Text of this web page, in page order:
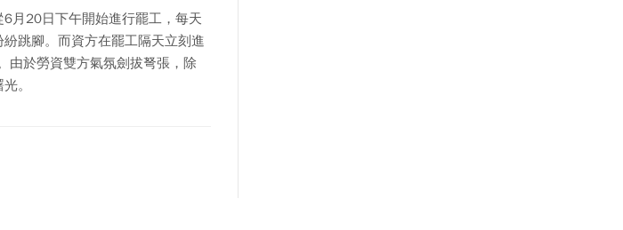
月20日下午開始進行罷工，每天
跳腳。而資方在罷工隔天立刻進
由於勞資雙方氣氛劍拔弩張，除
。